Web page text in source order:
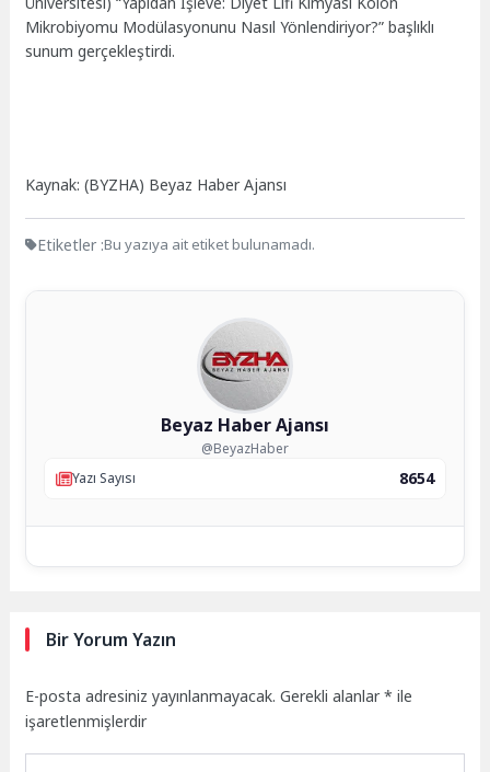
Mikrobiyomu Modülasyonunu Nasıl Yönlendiriyor?” başlıklı
sunum gerçekleştirdi.
Kaynak: (BYZHA) Beyaz Haber Ajansı
Etiketler :Bu yazıya ait etiket bulunamadı.
Beyaz Haber Ajansı
@BeyazHaber
Yazı Sayısı
8654
Bir Yorum Yazın
E-posta adresiniz yayınlanmayacak. Gerekli alanlar* ile
işaretlenmişlerdir